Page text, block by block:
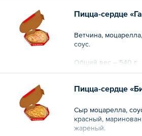
Пицца-сердце
Ветчина,
соус.
Общий вес – 540 г
Пицца-сердце
Сыр моцарелла,
красный,
жареный.